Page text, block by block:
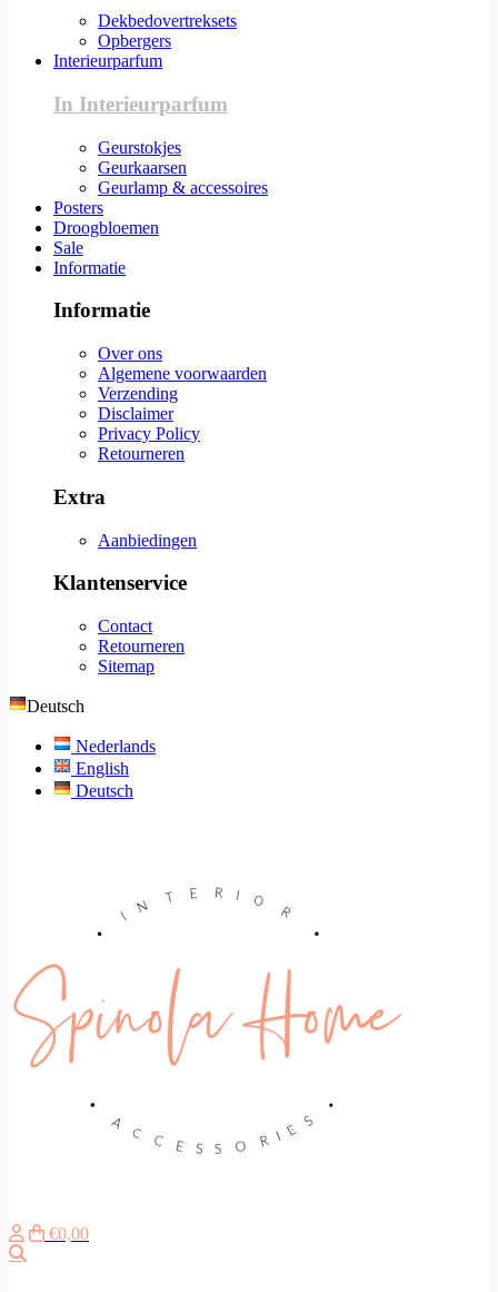
Dekbedovertreksets
Opbergers
Interieurparfum
In Interieurparfum
Geurstokjes
Geurkaarsen
Geurlamp & accessoires
Posters
Droogbloemen
Sale
Informatie
Informatie
Over ons
Algemene voorwaarden
Verzending
Disclaimer
Privacy Policy
Retourneren
Extra
Aanbiedingen
Klantenservice
Contact
Retourneren
Sitemap
Deutsch
Nederlands
English
Deutsch
€0,00